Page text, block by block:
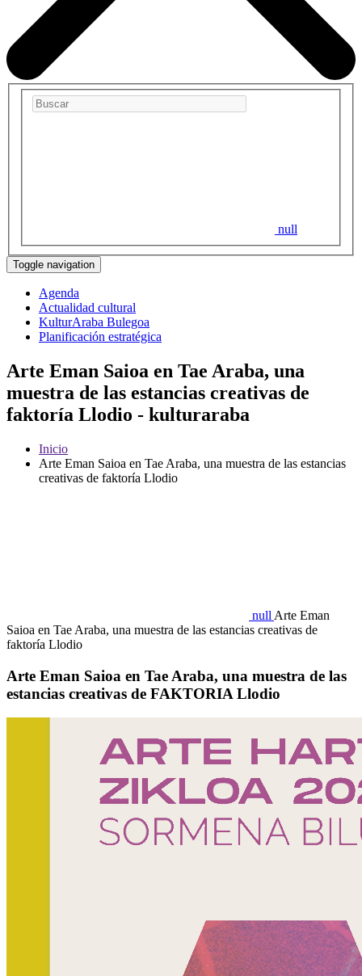
null
Toggle navigation
Agenda
Actualidad cultural
KulturAraba Bulegoa
Planificación estratégica
Arte Eman Saioa en Tae Araba, una
muestra de las estancias creativas de
faktoría Llodio - kulturaraba
Inicio
Arte Eman Saioa en Tae Araba, una muestra de las estancias
creativas de faktoría Llodio
null Arte Eman
Saioa en Tae Araba, una muestra de las estancias creativas de
faktoría Llodio
Arte Eman Saioa en Tae Araba, una muestra de las
estancias creativas de FAKTORIA Llodio